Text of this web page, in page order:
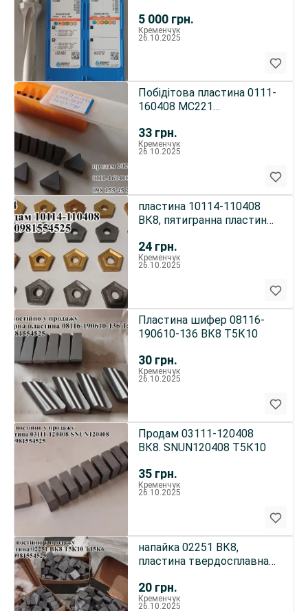
5 000 грн.
Кременчук
26.10.2025
33 грн.
Побідітова пластина 0111-
160408 МС221
Кременчук
26.10.2025
24 грн.
пластина 10114-110408
ВК8, пятигранна пластина
Кременчук
26.10.2025
30 грн.
Пластина шифер 08116-
190610-136 ВК8 Т5К10
Кременчук
26.10.2025
35 грн.
Продам 03111-120408
ВК8. SNUN120408 Т5К10
Кременчук
26.10.2025
20 грн.
напайка 02251 ВК8,
пластина твердосплавна
Кременчук
26.10.2025